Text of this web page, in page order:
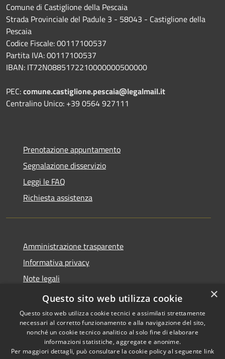
Comune di Castiglione della Pescaia
Strada Provinciale del Padule 3 - 58043 - Castiglione della
Pescaia
Codice Fiscale: 00117100537
Partita IVA: 00117100537
IBAN: IT72N0885172210000000500000
PEC:comune.castiglione.pescaia@legalmail.it
Centralino Unico: +39 0564 927111
Prenotazione appuntamento
Segnalazione disservizio
Leggi le FAQ
Richiesta assistenza
Amministrazione trasparente
Informativa privacy
Note legali
Dichiarazione di accessibilità
Copyright © 2026 • Comune di
Castiglione della Pescaia •
×
Questo sito web utilizza cookie
Questo sito web utilizza cookie tecnici e assimilati strettamente
necessari al corretto funzionamento e alla navigazione del sito,
nonché un cookie tecnico analitico al solo fine di elaborare
informazioni statistiche, aggregate e anonime.
Per maggiori dettagli, può consultare la cookie policy al seguente link